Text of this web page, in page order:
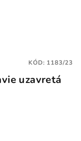
uzavretá
KÓD: 1183/23